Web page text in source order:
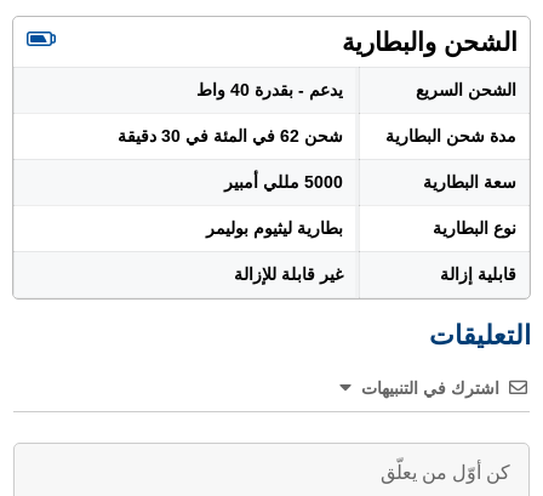
الشحن والبطارية
الشحن السريع يدعم - بقدرة 40 واط
مدة شحن البطارية شحن 62 في المئة في 30 دقيقة
سعة البطارية 5000 مللي أمبير
نوع البطارية بطارية ليثيوم بوليمر
قابلية إزالة غير قابلة للإزالة
التعليقات
اشترك في التنبيهات